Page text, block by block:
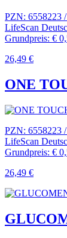
PZN: 6558223
LifeScan
Grundpreis: €
26,49 €
ONE
PZN: 6558223
LifeScan
Grundpreis: €
26,49 €